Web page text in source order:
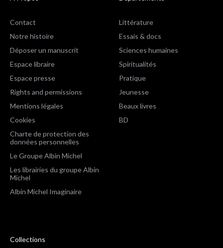
Contact
Notre histoire
Déposer un manuscrit
Espace libraire
Espace presse
Rights and permissions
Mentions légales
Cookies
Charte de protection des
données personnelles
Le Groupe Albin Michel
Les librairies du groupe Albin
Michel
Albin Michel Imaginaire
Littérature
Essais & docs
Sciences humaines
Spiritualités
Pratique
Jeunesse
Beaux livres
BD
Collections